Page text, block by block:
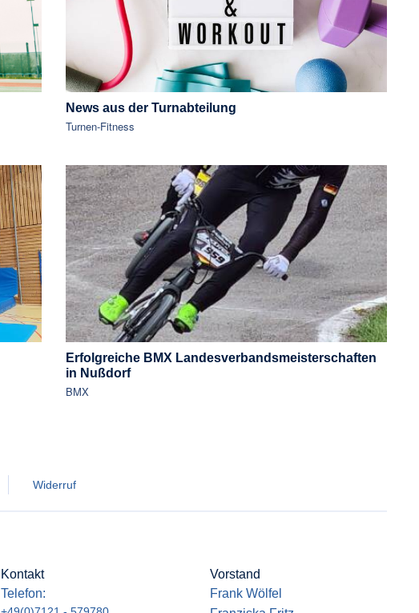
News aus der Turnabteilung
Turnen-Fitness
Erfolgreiche BMX Landesverbandsmeisterschaften
in Nußdorf
BMX
Widerruf
Kontakt
Telefon:
Vorstand
Frank Wölfel